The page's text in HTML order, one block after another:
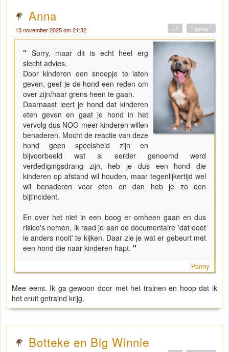
Anna
13 november 2025 om 21:32 " quote "
+1
" Sorry, maar dit is echt heel erg
slecht advies.
Door kinderen een snoepje te laten
geven, geef je de hond een reden om
over zijn/haar grens heen te gaan.
Daarnaast leert je hond dat kinderen
eten geven en gaat je hond in het
vervolg dus NOG meer kinderen willen
benaderen. Mocht de reactie van deze
hond geen speelsheid zijn en
bijvoorbeeld wat al eerder genoemd werd
verdedigingsdrang zijn, heb je dus een hond die
kinderen op afstand wil houden, maar tegenlijkertijd wel
wil benaderen voor eten en dan heb je zo een
bijtincident.
En over het niet in een boog er omheen gaan en dus
risico's nemen, ik raad je aan de documentaire 'dat doet
ie anders nooit' te kijken. Daar zie je wat er gebeurt met
een hond die naar kinderen hapt. "
Penny
Mee eens. Ik ga gewoon door met het trainen en hoop dat ik
het eruit getraind krijg.
Botteke en Big Winnie